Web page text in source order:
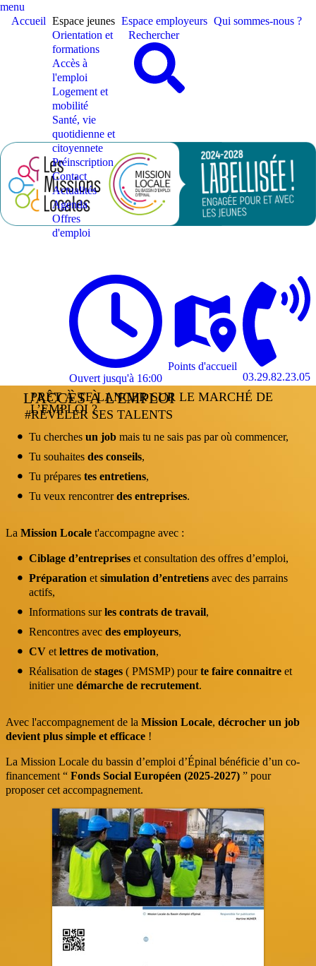
menu
Accueil Espace jeunes
Orientation et
formations
Accès à
l'emploi
Logement et
mobilité
Santé, vie
quotidienne et
citoyennete
Préinscription
Contact
Actualités
Agenda
Offres
d'emploi
Espace employeurs Qui sommes-nous ?
Rechercher
Ouvert jusqu'à 16:00
lundi
fermé
13:45 à
17:00
13:45 à
17:00
mercredi8:45 à 12:15
jeudi
8:45 à 12:15
17:00
vendredi 8:45 à 12:15
16:00
Points d'accueil
03.29.82.23.05
L'ACCÈS À L'EMPLOI
#RÉVÉLER SES TALENTS
PRÊT À TE LANCER SUR LE MARCHÉ DE
L’EMPLOI ?
Tu cherchesun job mais tu ne sais pas par où commencer,
Tu souhaitesdes conseils,
Tu préparestes entretiens,
Tu veux rencontrerdes entreprises.
La Mission Locale t'accompagne avec :
Ciblage d’entreprises et consultation des offres d’emploi,
Préparation etsimulation d’entretiens avec des parrains
actifs,
Informations surles contrats de travail,
Rencontres avecdes employeurs,
CV etlettres de motivation,
Réalisation destages ( PMSMP) pourte faire connaitre et
initier unedémarche de recrutement.
Avec l'accompagnement de la Mission Locale, décrocher un job
devient plus simple et efficace !
La Mission Locale du bassin d’emploi d’Épinal bénéficie d’un co-
financement “ Fonds Social Européen (2025‑2027) ” pour
proposer cet accompagnement.